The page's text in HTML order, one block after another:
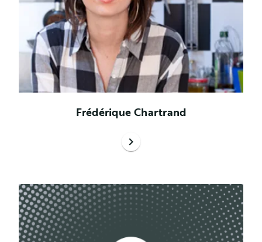
Frédérique Chartrand
chevron_right